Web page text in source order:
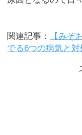
関連記事：
【みぞ
でる6つの病気と対